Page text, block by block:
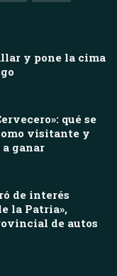
y pone la cima
qué se
visitante y
ganar
de interés
la Patria»,
de autos